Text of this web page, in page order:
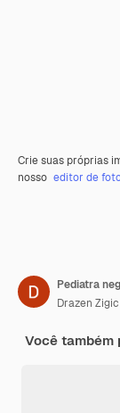
Crie suas próprias
nosso editor de
Drazen Zigic
Você também